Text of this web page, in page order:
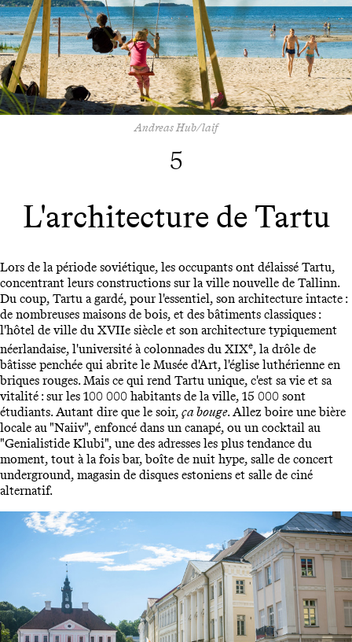
Andreas Hub/laif
5
L'architecture de Tartu
Lors de la période soviétique, les occupants ont délaissé Tartu,
concentrant leurs constructions sur la ville nouvelle de Tallinn.
Du coup, Tartu a gardé, pour l'essentiel, son architecture intacte :
de nombreuses maisons de bois, et des bâtiments classiques :
l'hôtel de ville du XVIIe siècle et son architecture typiquement
néerlandaise, l'université à colonnades du XIXe, la drôle de
bâtisse penchée qui abrite le Musée d'Art, l'église luthérienne en
briques rouges. Mais ce qui rend Tartu unique, c'est sa vie et sa
vitalité : sur les 100 000 habitants de la ville, 15 000 sont
étudiants. Autant dire que le soir, ça bouge. Allez boire une bière
locale au "Naiiv", enfoncé dans un canapé, ou un cocktail au
"Genialistide Klubi", une des adresses les plus tendance du
moment, tout à la fois bar, boîte de nuit hype, salle de concert
underground, magasin de disques estoniens et salle de ciné
alternatif.